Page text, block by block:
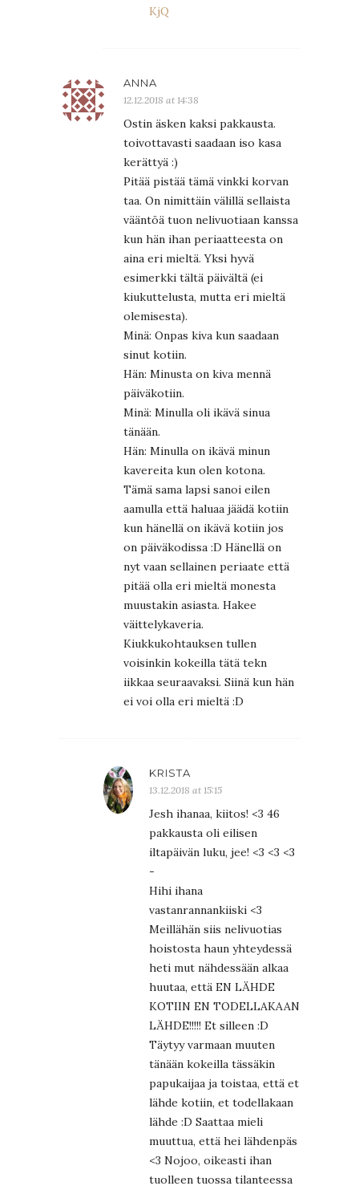
KjQ
ANNA
12.12.2018 at 14:38
Ostin äsken kaksi pakkausta.
toivottavasti saadaan iso kasa
kerättyä :)
Pitää pistää tämä vinkki korvan
taa. On nimittäin välillä sellaista
vääntöä tuon nelivuotiaan kanssa
kun hän ihan periaatteesta on
aina eri mieltä. Yksi hyvä
esimerkki tältä päivältä (ei
kiukuttelusta, mutta eri mieltä
olemisesta).
Minä: Onpas kiva kun saadaan
sinut kotiin.
Hän: Minusta on kiva mennä
päiväkotiin.
Minä: Minulla oli ikävä sinua
tänään.
Hän: Minulla on ikävä minun
kavereita kun olen kotona.
Tämä sama lapsi sanoi eilen
aamulla että haluaa jäädä kotiin
kun hänellä on ikävä kotiin jos
on päiväkodissa :D Hänellä on
nyt vaan sellainen periaate että
pitää olla eri mieltä monesta
muustakin asiasta. Hakee
väittelykaveria.
Kiukkukohtauksen tullen
voisinkin kokeilla tätä tekn
iikkaa seuraavaksi. Siinä kun hän
ei voi olla eri mieltä :D
KRISTA
13.12.2018 at 15:15
Jesh ihanaa, kiitos! <3 46
pakkausta oli eilisen
iltapäivän luku, jee! <3 <3 <3
-
Hihi ihana
vastanrannankiiski <3
Meillähän siis nelivuotias
hoistosta haun yhteydessä
heti mut nähdessään alkaa
huutaa, että EN LÄHDE
KOTIIN EN TODELLAKAAN
LÄHDE!!!!! Et silleen :D
Täytyy varmaan muuten
tänään kokeilla tässäkin
papukaijaa ja toistaa, että et
lähde kotiin, et todellakaan
lähde :D Saattaa mieli
muuttua, että hei lähdenpäs
<3 Nojoo, oikeasti ihan
tuolleen tuossa tilanteessa